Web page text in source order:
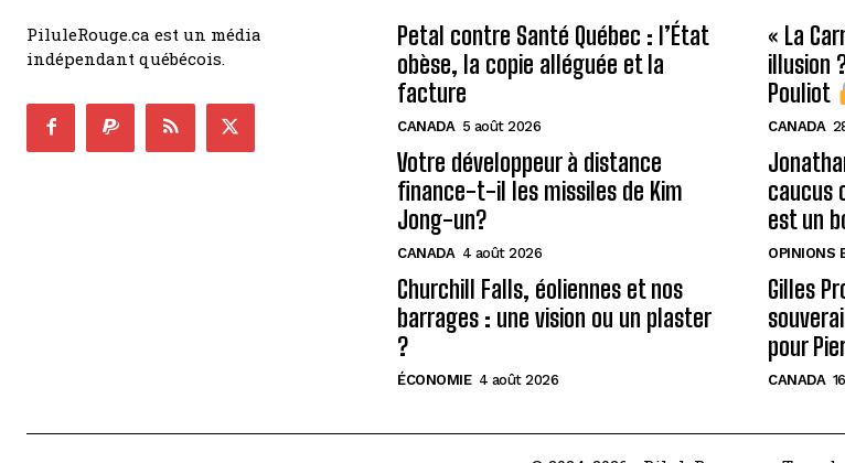
PiluleRouge.ca est un média
indépendant québécois.
Petal contre Santé Québec : l’État
obèse, la copie alléguée et la
facture
CANADA 5 août 2026
Votre développeur à distance
finance-t-il les missiles de Kim
Jong-un?
CANADA 4 août 2026
Churchill Falls, éoliennes et nos
barrages : une vision ou un plaster
?
ÉCONOMIE 4 août 2026
« La
illusion
Pouliot
CANADA
caucus
est un
OPINIONS
Gilles
pour
CANADA